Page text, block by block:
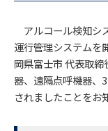
アルコール検知シ
運行管理システムを
岡県富士市 代表取
器、遠隔点呼機器、
されましたことをお